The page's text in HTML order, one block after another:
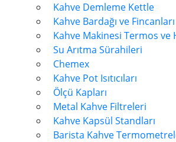
Kahve Demleme Kettle
Kahve Bardağı ve Fincanları
Kahve Makinesi Termos ve
Su Arıtma Sürahileri
Chemex
Kahve Pot Isıtıcıları
Ölçü Kapları
Metal Kahve Filtreleri
Kahve Kapsül Standları
Barista Kahve